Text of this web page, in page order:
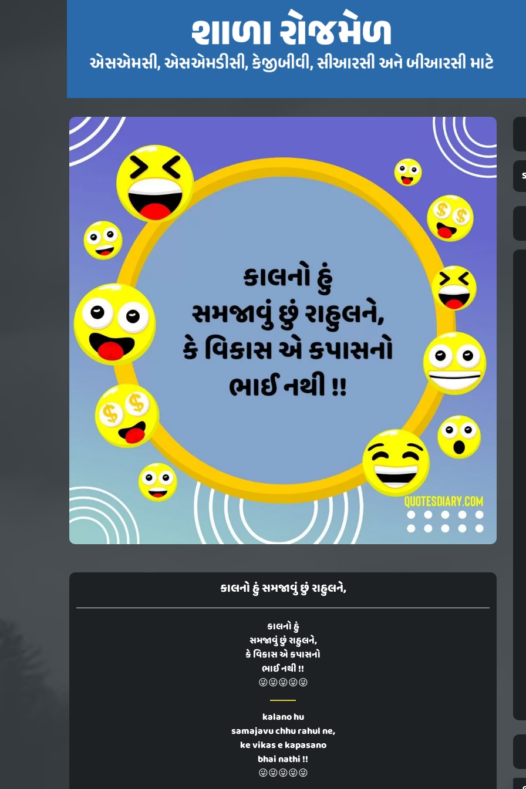
કાલનો હું સમજાવું છું રાહુલને,
કાલનો હું
સમજાવું છું રાહુલને,
કે વિકાસ એ કપાસનો
ભાઈ નથી !!
😜😜😜😜😜
kalano hu
samajavu chhu rahul ne,
ke vikas e kapasano
bhai nathi !!
😜😜😜😜😜